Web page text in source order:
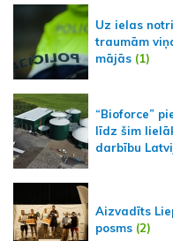
Uz ielas
traumām
mājās (1)
“Bioforce”
līdz šim
darbību
Aizvadīts
posms (2)